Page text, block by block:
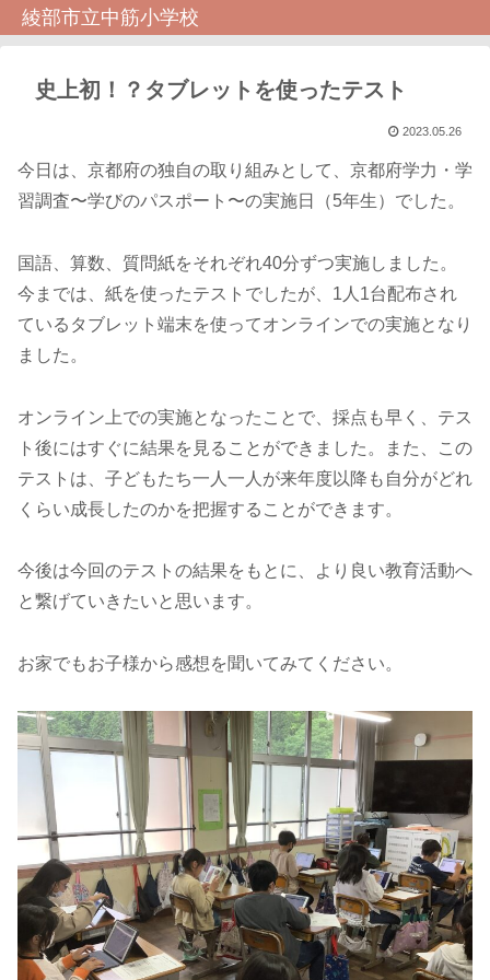
綾部市立中筋小学校
史上初！？タブレットを使ったテスト
2023.05.26
今日は、京都府の独自の取り組みとして、京都府学力・学
習調査〜学びのパスポート〜の実施日（5年生）でした。
国語、算数、質問紙をそれぞれ40分ずつ実施しました。
今までは、紙を使ったテストでしたが、1人1台配布され
ているタブレット端末を使ってオンラインでの実施となり
ました。
オンライン上での実施となったことで、採点も早く、テス
ト後にはすぐに結果を見ることができました。また、この
テストは、子どもたち一人一人が来年度以降も自分がどれ
くらい成長したのかを把握することができます。
今後は今回のテストの結果をもとに、より良い教育活動へ
と繋げていきたいと思います。
お家でもお子様から感想を聞いてみてください。